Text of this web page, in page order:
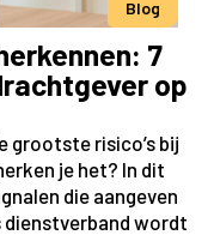
Blog
7
op
grootste risico’s bij
je het? In dit
die aangeven
dienstverband wordt